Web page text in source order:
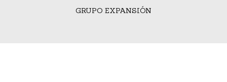
GRUPO EXPANSIÓN